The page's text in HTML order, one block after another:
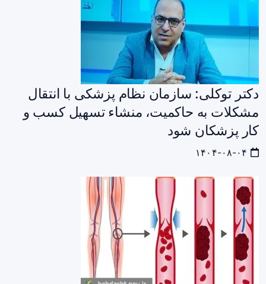
دکتر توکلی: سازمان نظام پزشکی با انتقال
مشکلات به حاکمیت، منشاء تسهیل کسب و
کار پزشکان شود